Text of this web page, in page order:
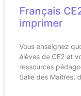
Français
imprimer
Vous enseignez
élèves de CE2 et
ressources
Salle des Maitres,